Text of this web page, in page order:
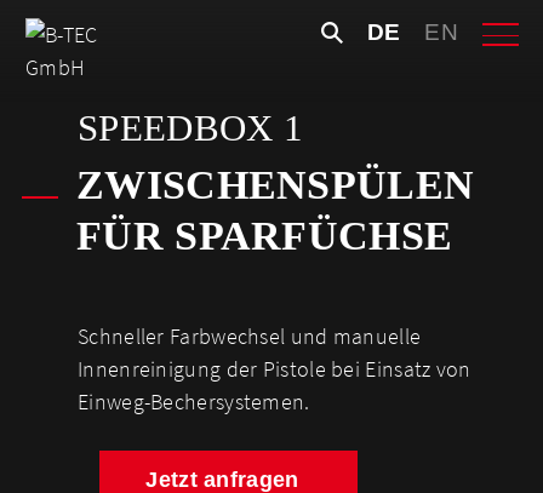
Suchen
DE EN
Skip
content
SPEEDBOX 1
ZWISCHENSPÜLEN
FÜR SPARFÜCHSE
Schneller Farbwechsel und manuelle
Innenreinigung der Pistole bei Einsatz von
Einweg-Bechersystemen.
Jetzt anfragen